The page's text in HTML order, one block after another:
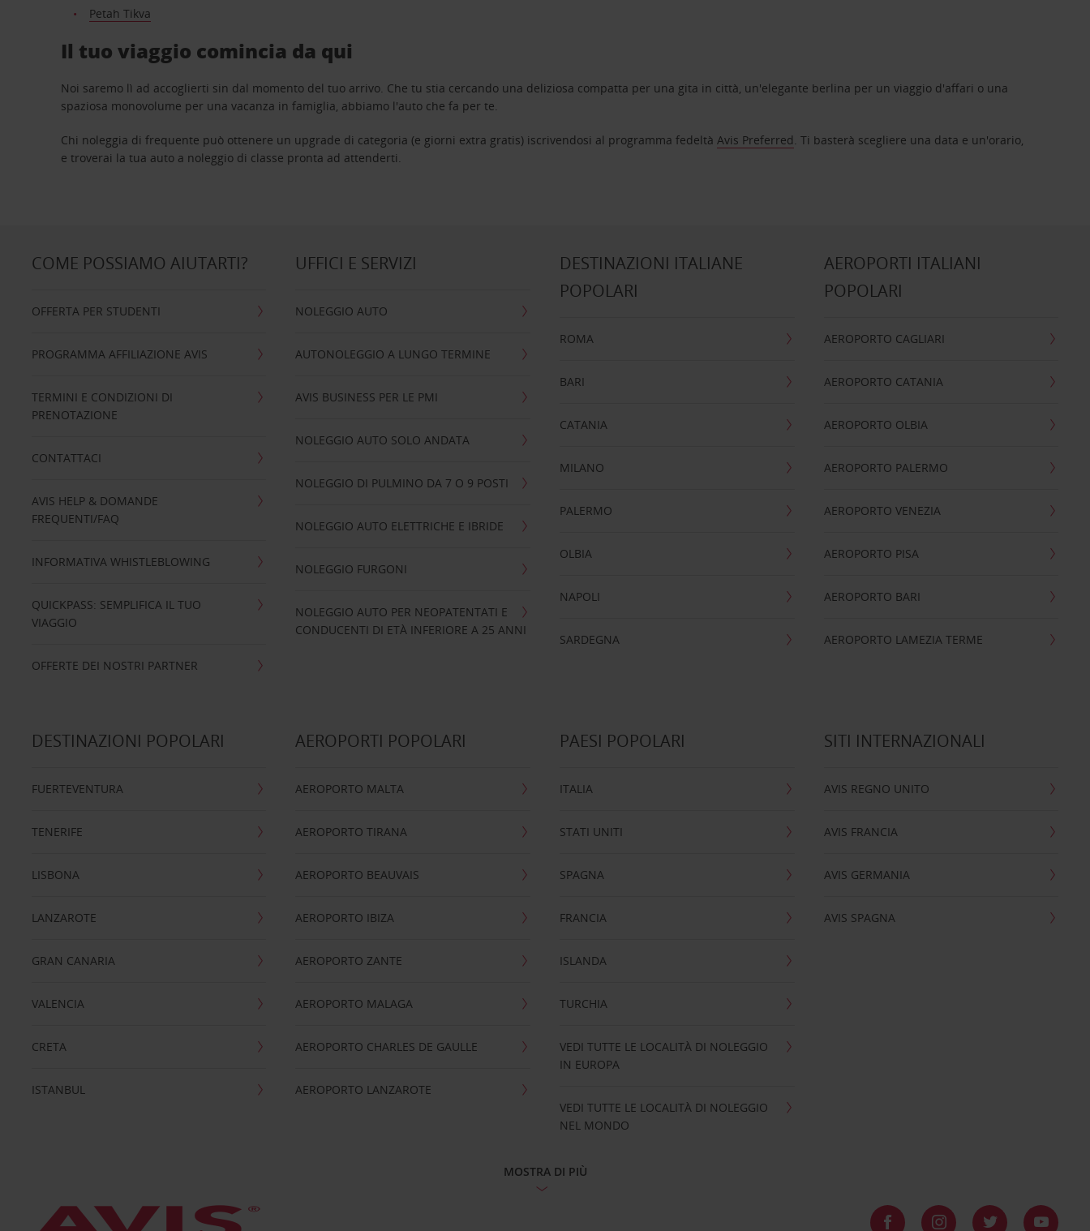
Petah Tikva
Il tuo viaggio comincia da qui
Noi saremo lì ad accoglierti sin dal momento del tuo arrivo. Che tu stia cercando una deliziosa compatta per una gita in città, un'elegante berlina per un viaggio d'affari o una
spaziosa monovolume per una vacanza in famiglia, abbiamo l'auto che fa per te.
Chi noleggia di frequente può ottenere un upgrade di categoria (e giorni extra gratis) iscrivendosi al programma fedeltàAvis Preferred. Ti basterà scegliere una data e un'orario,
e troverai la tua auto a noleggio di classe pronta ad attenderti.
COME POSSIAMO AIUTARTI?
OFFERTA PER STUDENTI
PROGRAMMA AFFILIAZIONE AVIS
TERMINI E CONDIZIONI DI
PRENOTAZIONE
CONTATTACI
AVIS HELP & DOMANDE
FREQUENTI/FAQ
INFORMATIVA WHISTLEBLOWING
QUICKPASS: SEMPLIFICA IL TUO
VIAGGIO
OFFERTE DEI NOSTRI PARTNER
UFFICI E SERVIZI
NOLEGGIO AUTO
AUTONOLEGGIO A LUNGO TERMINE
AVIS BUSINESS PER LE PMI
NOLEGGIO AUTO SOLO ANDATA
NOLEGGIO DI PULMINO DA 7 O 9 POSTI
NOLEGGIO AUTO ELETTRICHE E IBRIDE
NOLEGGIO FURGONI
NOLEGGIO AUTO PER NEOPATENTATI E
CONDUCENTI DI ETÀ INFERIORE A 25 ANNI
DESTINAZIONI ITALIANE
POPOLARI
ROMA
BARI
CATANIA
MILANO
PALERMO
OLBIA
NAPOLI
SARDEGNA
AEROPORTI ITALIANI
POPOLARI
AEROPORTO CAGLIARI
AEROPORTO CATANIA
AEROPORTO OLBIA
AEROPORTO PALERMO
AEROPORTO VENEZIA
AEROPORTO PISA
AEROPORTO BARI
AEROPORTO LAMEZIA TERME
DESTINAZIONI POPOLARI
FUERTEVENTURA
TENERIFE
LISBONA
LANZAROTE
GRAN CANARIA
VALENCIA
CRETA
ISTANBUL
AEROPORTI POPOLARI
AEROPORTO MALTA
AEROPORTO TIRANA
AEROPORTO BEAUVAIS
AEROPORTO IBIZA
AEROPORTO ZANTE
AEROPORTO MALAGA
AEROPORTO CHARLES DE GAULLE
AEROPORTO LANZAROTE
PAESI POPOLARI
ITALIA
STATI UNITI
SPAGNA
FRANCIA
ISLANDA
TURCHIA
VEDI TUTTE LE LOCALITÀ DI NOLEGGIO
IN EUROPA
VEDI TUTTE LE LOCALITÀ DI NOLEGGIO
NEL MONDO
SITI INTERNAZIONALI
AVIS REGNO UNITO
AVIS FRANCIA
AVIS GERMANIA
AVIS SPAGNA
MOSTRA DI PIÙ